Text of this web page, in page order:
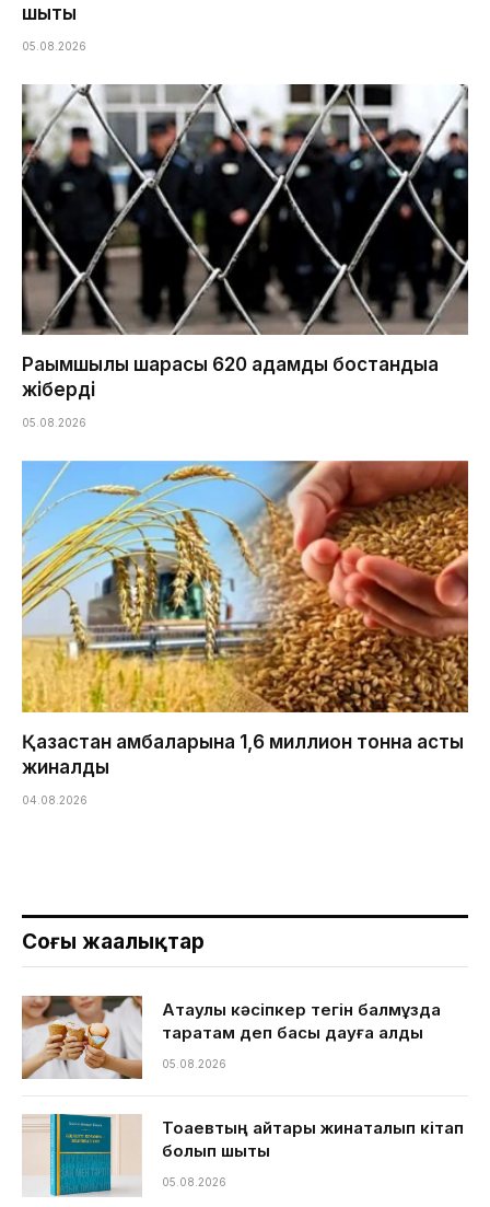
шықты
05.08.2026
Рақымшылық шарасы 620 адамды бостандыққа
жіберді
05.08.2026
Қазақстан қамбаларына 1,6 миллион тонна астық
жиналды
04.08.2026
Соңғы жаңалықтар
Ақтаулық кәсіпкер тегін балмұздақ
таратам деп басы дауға қалды
05.08.2026
Тоқаевтың айтқары жинақталып кітап
болып шықты
05.08.2026